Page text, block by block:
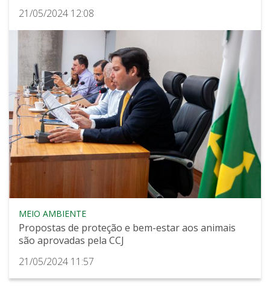
21/05/2024 12:08
MEIO AMBIENTE
Propostas de proteção e bem-estar aos animais
são aprovadas pela CCJ
21/05/2024 11:57